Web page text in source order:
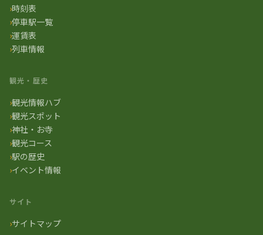
時刻表
停車駅一覧
運賃表
列車情報
観光・歴史
観光情報ハブ
観光スポット
神社・お寺
観光コース
駅の歴史
イベント情報
サイト
サイトマップ